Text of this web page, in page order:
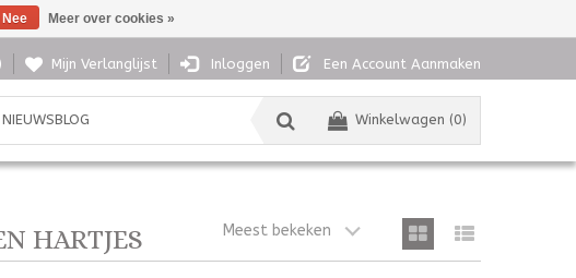
Mijn Verlanglijst Inloggen Een Account Aanmaken
Winkelwagen (0)
NIEUWSBLOG
HARTJES Meest bekeken
Nee Meer over cookies »